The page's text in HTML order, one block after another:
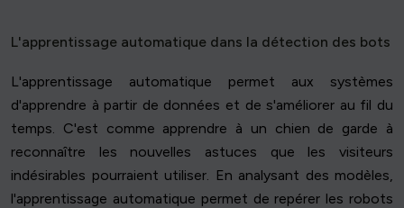
L'apprentissage automatique dans la détection des bots
L'apprentissage automatique permet aux systèmes
d'apprendre à partir de données et de s'améliorer au fil du
temps. C'est comme apprendre à un chien de garde à
reconnaître les nouvelles astuces que les visiteurs
indésirables pourraient utiliser. En analysant des modèles,
l'apprentissage automatique permet de repérer les robots